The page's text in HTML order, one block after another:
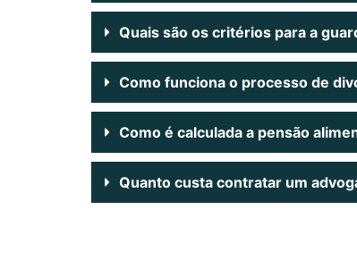
Quais são os critérios para a
Como funciona o processo de
Como é calculada a pensão
Quanto custa contratar um